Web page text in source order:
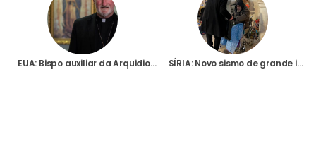
EUA: Bispo auxiliar da Arquidiocese de Los Angeles, morto a tiro no sábado SÍRIA: Novo sismo de grande intensidade volta a assustar as populações na região de Alepo